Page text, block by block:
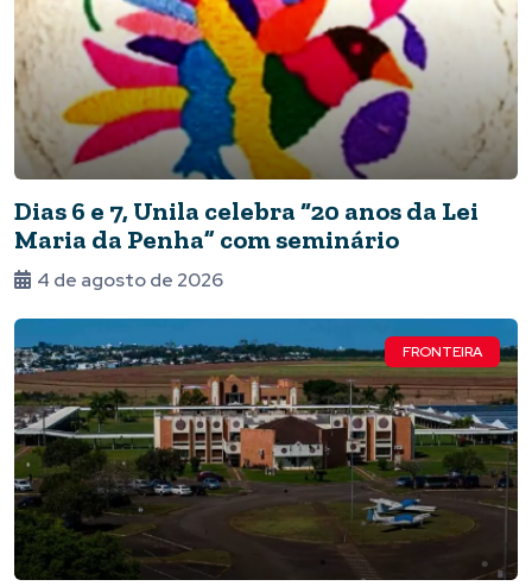
Dias 6 e 7, Unila celebra “20 anos da Lei
Maria da Penha” com seminário
4 de agosto de 2026
FRONTEIRA